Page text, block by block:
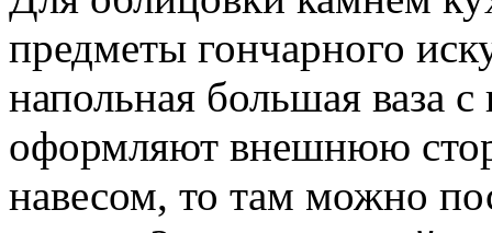
предметы гончарного
напольная большая ваза
оформляют внешнюю
навесом, то там можно